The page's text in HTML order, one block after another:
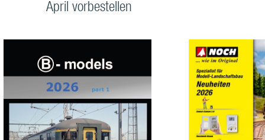
April vorbestellen